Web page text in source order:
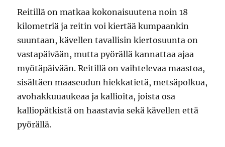
Reitillä on matkaa kokonaisuutena noin 18
kilometriä ja reitin voi kiertää kumpaankin
suuntaan, kävellen tavallisin kiertosuunta on
vastapäivään, mutta pyörällä kannattaa ajaa
myötäpäivään. Reitillä on vaihtelevaa maastoa,
sisältäen maaseudun hiekkatietä, metsäpolkua,
avohakkuuaukeaa ja kallioita, joista osa
kalliopätkistä on haastavia sekä kävellen että
pyörällä.